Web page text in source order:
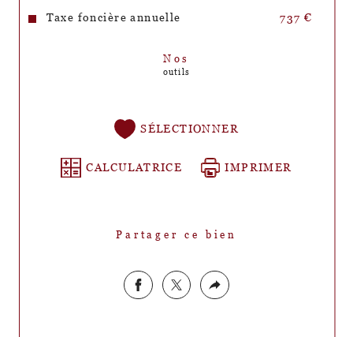
Taxe foncière annuelle 737 €
Nos
outils
SÉLECTIONNER
CALCULATRICE IMPRIMER
Partager ce bien